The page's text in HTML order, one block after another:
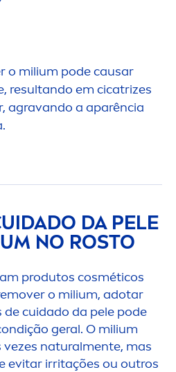
o milium pode causar
resultando em cicatrizes
agravando a aparência
DA PELE
NO ROSTO
produtos cosméticos
o milium, adotar
cuidado da pele pode
geral. O milium
naturalmente, mas
evitar irritações ou outros